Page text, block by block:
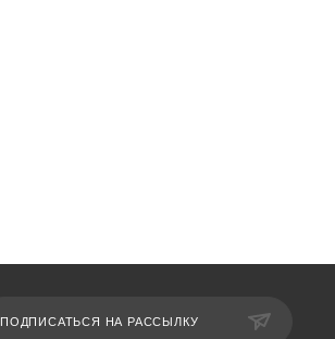
ПОДПИСАТЬСЯ НА РАССЫЛКУ